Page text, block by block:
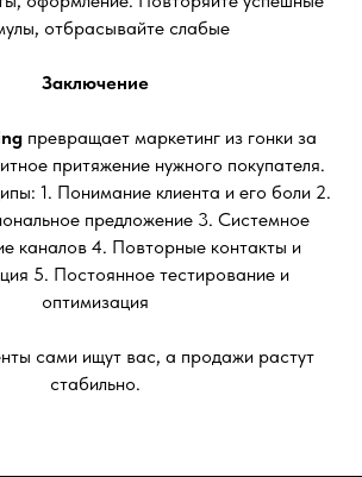
отбрасывайте слабые
Заключение
превращает маркетинг из гонки за
притяжение нужного покупателя.
1. Понимание клиента и его боли 2.
предложение 3. Системное
каналов 4. Повторные контакты и
5. Постоянное тестирование и
оптимизация
сами ищут вас, а продажи растут
стабильно.